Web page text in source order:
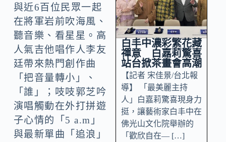
與近6百位民眾一起
在將軍岩前吹海風、
聽音樂、看星星。高
人氣吉他唱作人李友
廷帶來熱門創作曲
「把音量轉小」、
「誰」；吱吱郭芝吟
演唱觸動在外打拼遊
子心情的「5 a.m」
與最新單曲「追浪」
白丰中濃彩繁花藏
禪意 白嘉莉驚喜
站台掀茶畫會高潮
【記者 宋佳景/台北報
導】 「最美麗主持
人」白嘉莉驚喜現身力
挺，讓藝術家白丰中在
佛光山文化院舉辦的
「歡欣自在— […]